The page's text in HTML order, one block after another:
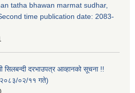
tatha bhawan marmat sudhar,
time publication date: 2083-
सिलबन्दी दरभाउपत्र आव्हानको सूचना !!
२०८३/०२/११ गते)